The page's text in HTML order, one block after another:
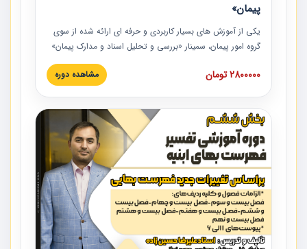
پیمان»
یکی از آموزش‏‏‏‏‏‏ های بسیار کاربردی و حرفه‏ ای ارائه شده از سوی
گروه امور پیمان، سمینار «بررسی و تحلیل اسناد و مدارک پیمان»
است که در دانشگاه صنعتی شریف ارائه شد. در این آموزش
نکات کلیدی مربوط به اسناد و مدارک پیمان، اولویت بندی اسناد
پیمان به همراه تجربیات عملی در این خصوص ارائه شده است.
2800000 تومان مشاهده دوره